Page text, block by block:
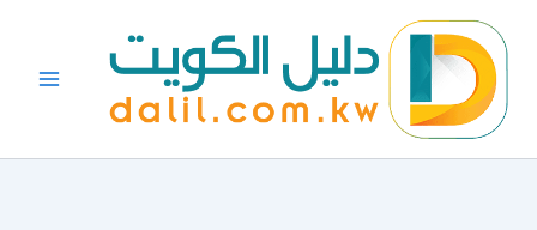
المحتوى